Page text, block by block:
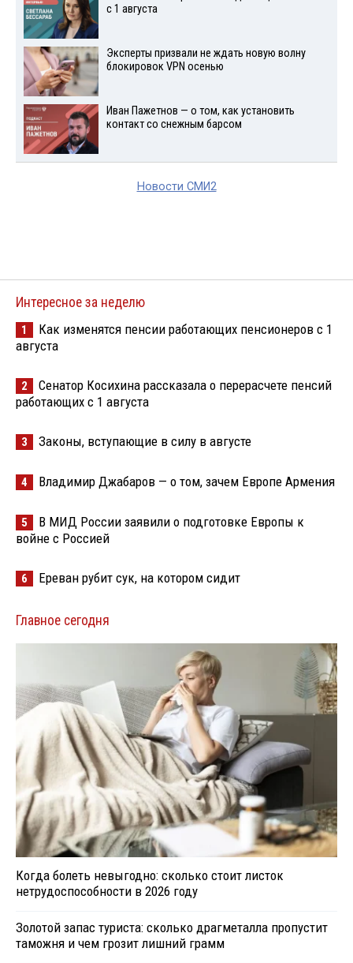
с 1 августа
Эксперты призвали не ждать новую волну
блокировок VPN осенью
Иван Пажетнов — о том, как установить
контакт со снежным барсом
Новости СМИ2
Интересное за неделю
1
Как изменятся пенсии работающих пенсионеров с 1
августа
2
Сенатор Косихина рассказала о перерасчете пенсий
работающих с 1 августа
3 Законы, вступающие в силу в августе
4 Владимир Джабаров — о том, зачем Европе Армения
5
В МИД России заявили о подготовке Европы к
войне с Россией
6 Ереван рубит сук, на котором сидит
Главное сегодня
Когда болеть невыгодно: сколько стоит листок
нетрудоспособности в 2026 году
Золотой запас туриста: сколько драгметалла пропустит
таможня и чем грозит лишний грамм